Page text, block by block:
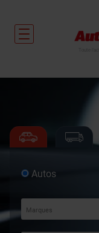
Autos